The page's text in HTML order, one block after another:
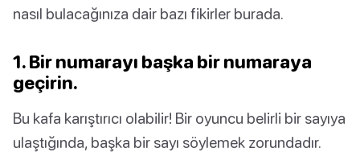
nasıl bulacağınıza dair bazı fikirler burada.
1. Bir numarayı başka bir numaraya
geçirin.
Bu kafa karıştırıcı olabilir! Bir oyuncu belirli bir sayıya
ulaştığında, başka bir sayı söylemek zorundadır.